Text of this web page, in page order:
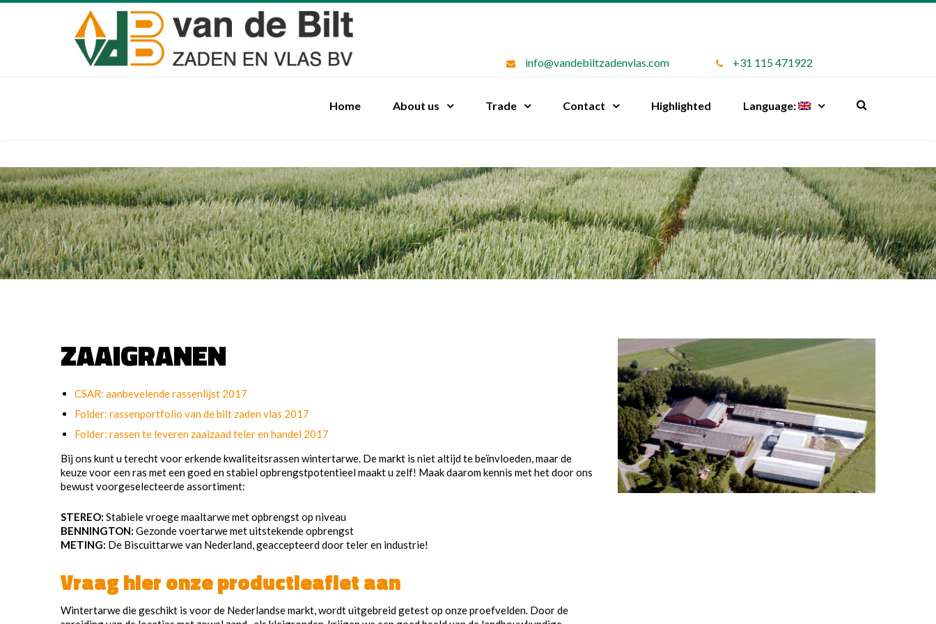
+31 115 471922
info@vandebiltzadenvlas.com
Home About us Trade Contact Highlighted Language:
ZAAIGRANEN
CSAR: aanbevelende rassenlijst 2017
Folder: rassenportfolio van de bilt zaden vlas 2017
Folder: rassen te leveren zaaizaad teler en handel 2017
Bij ons kunt u terecht voor erkende kwaliteitsrassen wintertarwe. De markt is niet altijd te beïnvloeden, maar de
keuze voor een ras met een goed en stabiel opbrengstpotentieel maakt u zelf! Maak daarom kennis met het door ons
bewust voorgeselecteerde assortiment:
STEREO: Stabiele vroege maaltarwe met opbrengst op niveau
BENNINGTON: Gezonde voertarwe met uitstekende opbrengst
METING: De Biscuittarwe van Nederland, geaccepteerd door teler en industrie!
Vraag hier onze productleaflet aan
Wintertarwe die geschikt is voor de Nederlandse markt, wordt uitgebreid getest op onze proefvelden. Door de